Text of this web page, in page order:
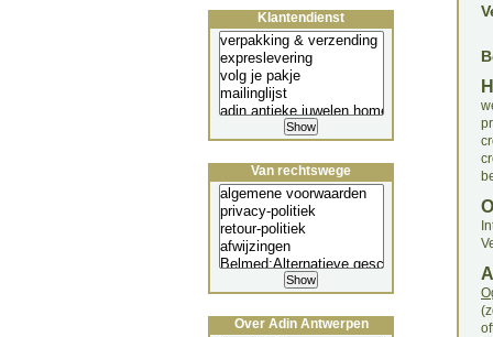
H
O
A
Klantendienst
Van rechtswege
Over Adin Antwerpen